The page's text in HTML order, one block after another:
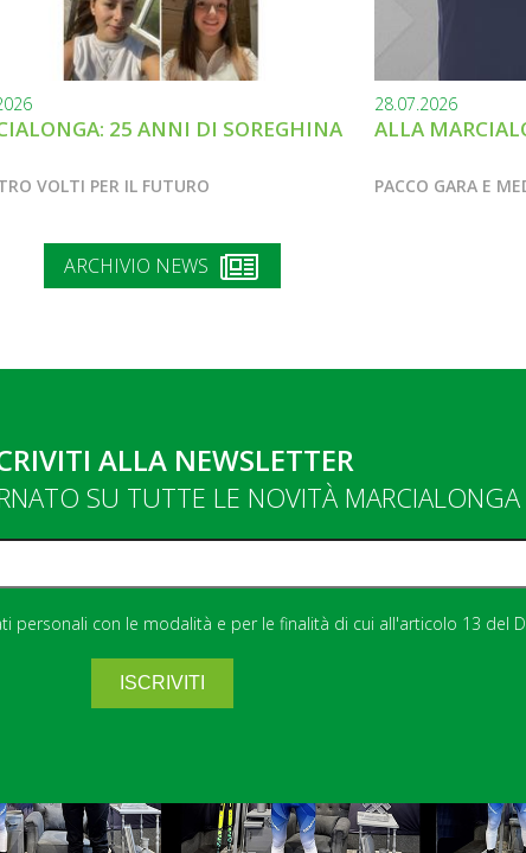
25 ANNI DI SOREGHINA
VOLTI PER IL FUTURO
28.07.2026
ALLA
PACCO GARA E
ARCHIVIO NEWS
ALLA NEWSLETTER
SU TUTTE LE NOVITÀ MARCIALONGA
personali con le modalità e per le finalità di cui all'articolo 13 del